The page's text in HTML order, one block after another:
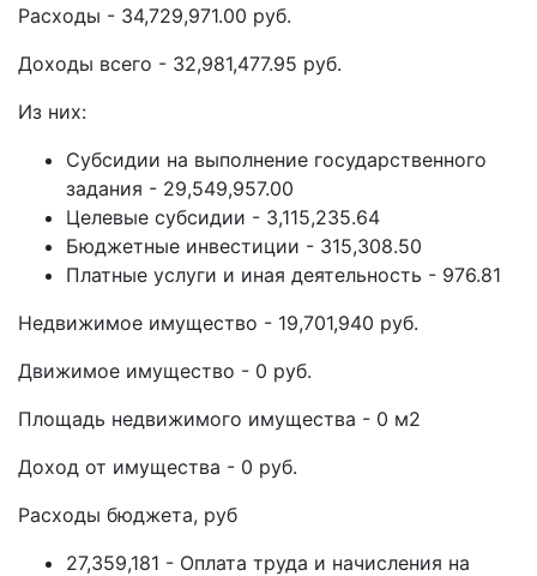
Расходы - 34,729,971.00 руб.
Доходы всего - 32,981,477.95 руб.
Из них:
Субсидии на выполнение государственного
задания - 29,549,957.00
Целевые субсидии - 3,115,235.64
Бюджетные инвестиции - 315,308.50
Платные услуги и иная деятельность - 976.81
Недвижимое имущество - 19,701,940 руб.
Движимое имущество - 0 руб.
Площадь недвижимого имущества - 0 м2
Доход от имущества - 0 руб.
Расходы бюджета, руб
27,359,181 - Оплата труда и начисления на